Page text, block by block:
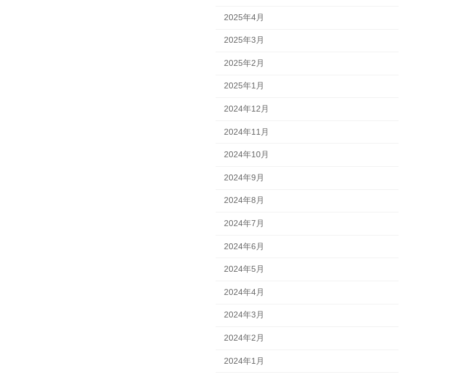
2025年4月
2025年3月
2025年2月
2025年1月
2024年12月
2024年11月
2024年10月
2024年9月
2024年8月
2024年7月
2024年6月
2024年5月
2024年4月
2024年3月
2024年2月
2024年1月